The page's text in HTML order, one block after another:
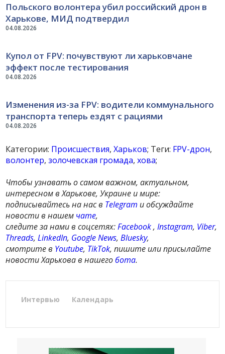
04.08.2026
Польского волонтера убил российский дрон в
Харькове, МИД подтвердил
04.08.2026
Купол от FPV: почувствуют ли харьковчане
эффект после тестирования
04.08.2026
Изменения из-за FPV: водители коммунального
транспорта теперь ездят с рациями
Категории: Происшествия,Харьков; Теги: FPV-дрон,
волонтер,золочевская громада,хова;
Чтобы узнавать о самом важном, актуальном,
интересном в Харькове, Украине и мире:
подписывайтесь на нас в Telegram и обсуждайте
новости в нашем чате,
следите за нами в соцсетях:Facebook,Instagram, Viber,
Threads,LinkedIn, Google News,Bluesky,
смотрите в Youtube, TikTok, пишите или присылайте
новости Харькова в нашегобота.
Интервью Календарь